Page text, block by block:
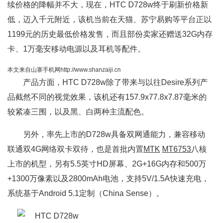
续价格的降幅并不大，现在，HTC D728w终于刷新价格新
低，迈入千元附近，该机当前在天猫、苏宁易购等平台正以
1199元的历史最低价格发售，而且部份卖家还赠送32G内存
卡、1万毫安移动电源以及耳机等配件。
本文来自山寨手机网http://www.shanzaiji.cn
产品方面，HTC D728w除了带来与以往Desire系列产
品截然不同的视觉效果，该机还有157.9x77.8x7.87毫米的
较紧凑三围，以及黑、白两种主流配色。
另外，率先上市的D728w具备双网通能力，兼容移动
联通双4G网络双卡双待，也是首批内置MTK MT6753八核
上市的机型，另有5.5英寸HD屏幕、2G+16G内存和500万
+1300万像素以及2800mAh电池，支持5V/1.5A快速充电，
系统基于Android 5.1定制（China Sense）。